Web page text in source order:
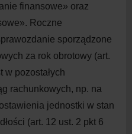
finansowe» oraz
Roczne
sporządzone
za rok obrotowy (art.
w pozostałych
rachunkowych, np. na
jednostki w stan
(art. 12 ust. 2 pkt 6